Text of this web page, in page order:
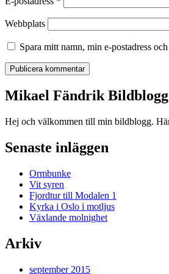
Webbplats
Spara mitt namn, min e-postadress
Mikael Fändrik Bildblogg
Hej och välkommen till min bildblogg.
Senaste inläggen
Ormbunke
Vit syren
Fjordtur till Modalen 1
Kyrka i Oslo i motljus
Växlande molnighet
Arkiv
september 2015